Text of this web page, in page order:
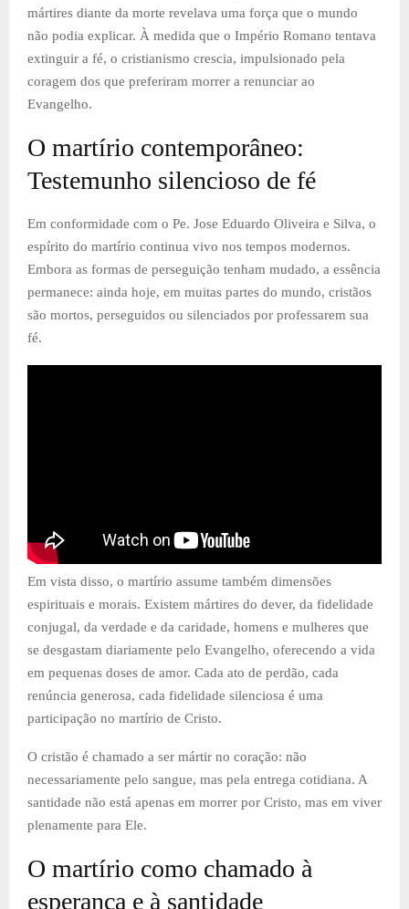
mártires diante da morte revelava uma força que o mundo
não podia explicar. À medida que o Império Romano tentava
extinguir a fé, o cristianismo crescia, impulsionado pela
coragem dos que preferiram morrer a renunciar ao
Evangelho.
O martírio contemporâneo:
Testemunho silencioso de fé
Em conformidade com o Pe. Jose Eduardo Oliveira e Silva, o
espírito do martírio continua vivo nos tempos modernos.
Embora as formas de perseguição tenham mudado, a essência
permanece: ainda hoje, em muitas partes do mundo, cristãos
são mortos, perseguidos ou silenciados por professarem sua
fé.
Em vista disso, o martírio assume também dimensões
espirituais e morais. Existem mártires do dever, da fidelidade
conjugal, da verdade e da caridade, homens e mulheres que
se desgastam diariamente pelo Evangelho, oferecendo a vida
em pequenas doses de amor. Cada ato de perdão, cada
renúncia generosa, cada fidelidade silenciosa é uma
participação no martírio de Cristo.
O cristão é chamado a ser mártir no coração: não
necessariamente pelo sangue, mas pela entrega cotidiana. A
santidade não está apenas em morrer por Cristo, mas em viver
plenamente para Ele.
O martírio como chamado à
esperança e à santidade